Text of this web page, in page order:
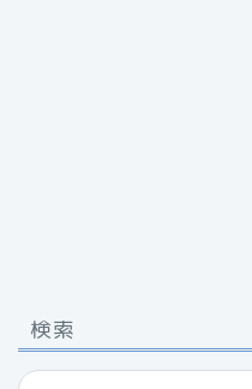
検索